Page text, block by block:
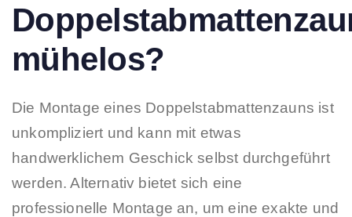
mühelos?
Die Montage eines Doppelstabmattenzauns ist
unkompliziert und kann mit etwas
handwerklichem Geschick selbst durchgeführt
werden. Alternativ bietet sich eine
professionelle Montage an, um eine exakte und